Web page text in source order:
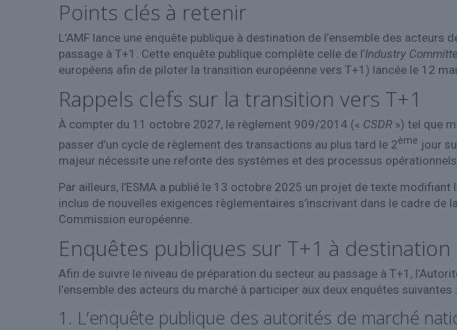
Points clés à retenir
L’AMF lance une enquête publique à destination de l’ensemble des
passage à T+1. Cette enquête publique complète celle de l’Industry
européens afin de piloter la transition européenne vers T+1) lancée le 12
Rappels clefs sur la transition vers T+1
À compter du 11 octobre 2027, le règlement 909/2014 (« CSDR ») tel que
passer d’un cycle de règlement des transactions au plus tard le 2ème jour
majeur nécessite une refonte des systèmes et des processus
Par ailleurs, l’ESMA a publié le 13 octobre 2025 un projet de texte
inclus de nouvelles exigences règlementaires s’inscrivant dans le cadre
Commission européenne.
Enquêtes publiques sur T+1 à
Afin de suivre le niveau de préparation du secteur au passage à T+1,
l’ensemble des acteurs du marché à participer aux deux enquêtes suivantes :
1. L’enquête publique des autorités de marché